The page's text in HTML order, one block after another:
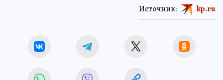
Источник: kp.ru